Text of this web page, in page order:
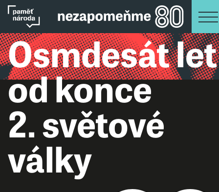
Osmdesát let
od konce
2. světové
války